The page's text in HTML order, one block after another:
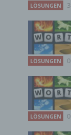
LÖSUNGEN
LÖSUNGEN
LÖSUNGEN